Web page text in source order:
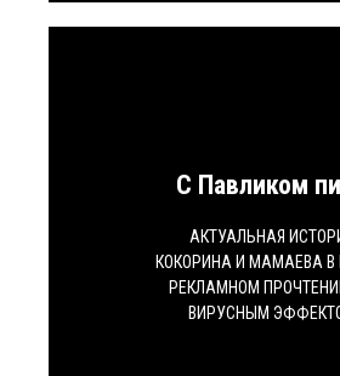
С Павликом
АКТУАЛЬНАЯ
КОКОРИНА И МАМАЕВА В
РЕКЛАМНОМ
ВИРУСНЫМ